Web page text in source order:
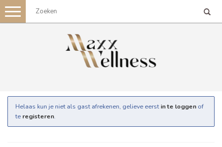
Toggle
navigation
Helaas kun je niet als gast afrekenen, gelieve eerst in te loggen of
te registeren.